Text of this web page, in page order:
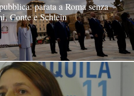
parata a Roma senza
Conte e Schlein